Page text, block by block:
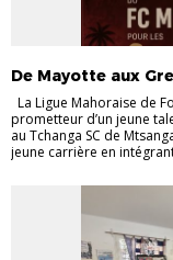
De Mayotte aux
La Ligue Mahoraise de
prometteur d’un jeune
au Tchanga SC de
jeune carrière en